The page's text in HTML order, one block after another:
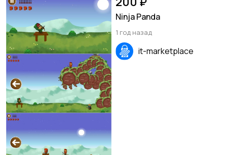
Ninja Panda
1 год назад
it-marketplace